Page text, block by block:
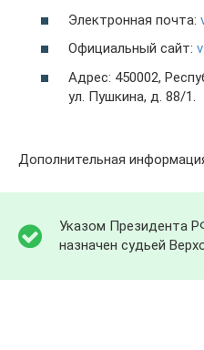
Электронная почта:
Официальный сайт:
Адрес: 450002,
ул. Пушкина, д. 88/1.
Дополнительная
Указом Президента
назначен судьей